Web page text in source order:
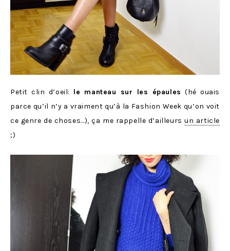
Petit clin d’oeil: le manteau sur les épaules (hé ouais
parce qu’il n’y a vraiment qu’à la Fashion Week qu’on voit
ce genre de choses…), ça me rappelle d’ailleursun article
;)